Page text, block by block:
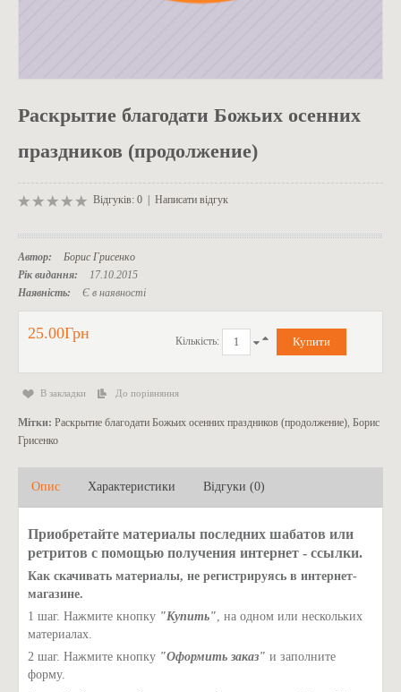
Раскрытие благодати Божьих осенних
праздников (продолжение)
Відгуків: 0 Написати відгук
Автор:
Борис Грисенко
Рік видання:
17.10.2015
Наявність:
Є в наявності
25.00Грн Кількість:
В закладки До порівняння
Мітки: Раскрытие благодати Божьих осенних праздников (продолжение), Борис
Грисенко
Опис Характеристики Відгуки (0)
Приобретайте материалы последних шабатов или
ретритов с помощью получения интернет - ссылки.
Как скачивать материалы, не регистрируясь в интернет-
магазине.
1 шаг. Нажмите кнопку "Купить", на одном или нескольких
материалах.
2 шаг. Нажмите кнопку "Оформить заказ" и заполните
форму.